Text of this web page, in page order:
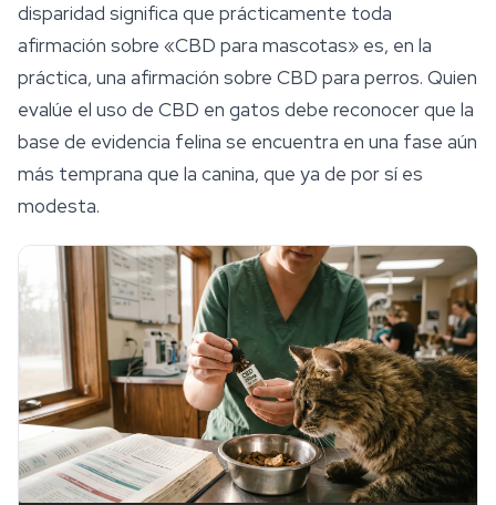
disparidad significa que prácticamente toda
afirmación sobre «CBD para mascotas» es, en la
práctica, una afirmación sobre CBD para perros. Quien
evalúe el uso de CBD en gatos debe reconocer que la
base de evidencia felina se encuentra en una fase aún
más temprana que la canina, que ya de por sí es
modesta.